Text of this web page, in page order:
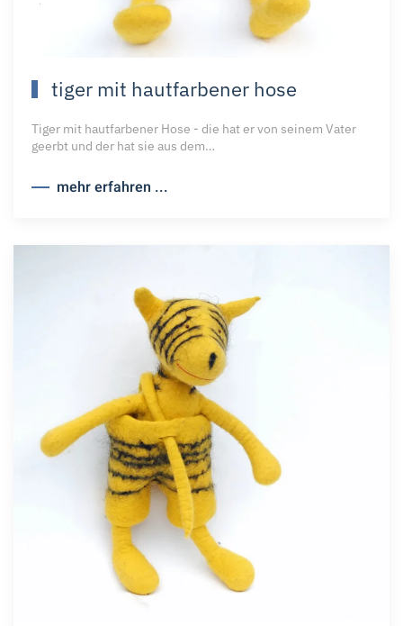
tiger mit hautfarbener hose
Tiger mit hautfarbener Hose - die hat er von seinem Vater
geerbt und der hat sie aus dem…
mehr erfahren ...